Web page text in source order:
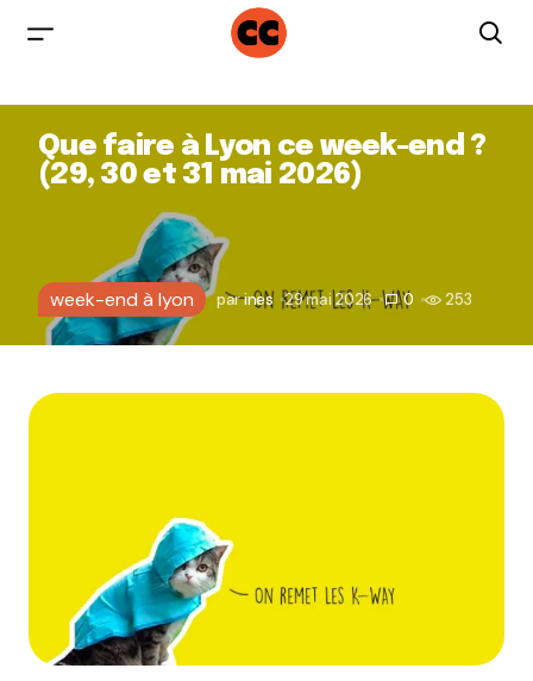
Que faire à Lyon ce week-end ?
(29, 30 et 31 mai 2026)
week-end à lyon parines 29 mai 2026 0 253